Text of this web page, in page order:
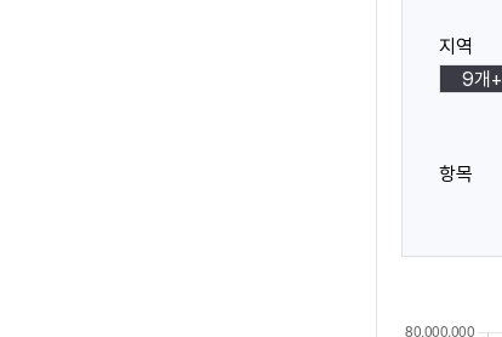
지역
9개+
항목